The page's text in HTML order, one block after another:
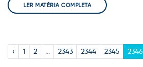
LER MATÉRIA COMPLETA
‹ 1 2 2343 2344 2345 2346